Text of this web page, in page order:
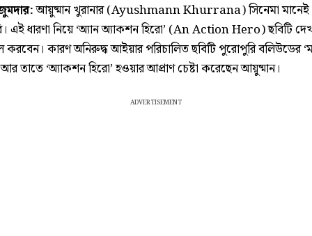
আয়ুষ্মান খুরানার (Ayushmann Khurrana) সিনেমা মানেই
এই ধারণা নিয়ে ‘অ্যান অ্যাকশন হিরো’ (An Action Hero) ছবিটি
কারণ অনিরুদ্ধ আইয়ার পরিচালিত ছবিটি পুরোপুরি বলিউডের
তাতে ‘অ্যাকশন হিরো’ হওয়ার আপ্রাণ চেষ্টা করেছেন আয়ুষ্মান।
ADVERTISEMENT